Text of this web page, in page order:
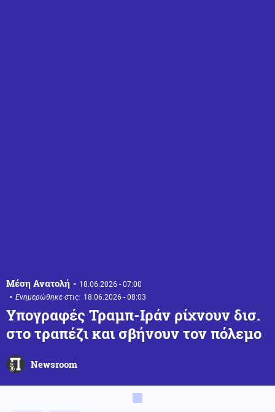
Μέση Ανατολή
18.06.2026 - 07:00
Ενημερώθηκε στις: 18.06.2026 - 08:03
Υπογραφές Τραμπ-Ιράν ρίχνουν δισ.
στο τραπέζι και σβήνουν τον πόλεμο
Newsroom